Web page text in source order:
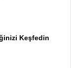
Keşfedin